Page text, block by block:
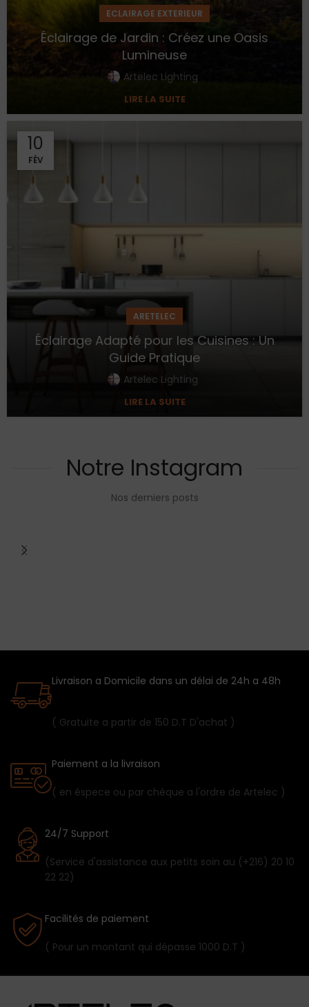
Éclairage de Jardin : Créez une Oasis
Lumineuse
Artelec Lighting
LIRE LA SUITE
10
FÉV
Éclairage Adapté pour les Cuisines : Un
Guide Pratique
Artelec Lighting
LIRE LA SUITE
Nos derniers posts
Livraison a Domicile dans un délai de 24h a 48h
( en éspece ou par chéque a l'ordre de Artelec )
(Service d'assistance aux petits soin au (+216) 20 10
( Pour un montant qui dépasse 1000 D.T )